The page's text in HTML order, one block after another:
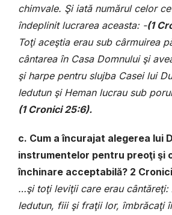
chimvale. Şi iată numărul celor
îndeplinit lucrarea aceasta: -(1
Toţi aceştia erau sub cârmuirea
cântarea în Casa Domnului şi
şi harpe pentru slujba Casei lui
Iedutun şi Heman lucrau sub
(1 Cronici 25:6).
c. Cum a încurajat alegerea lui
instrumentelor pentru preoţi şi
închinare acceptabilă? 2 Cronici
…şi toţi leviţii care erau cântăreţi:
Iedutun, fiii şi fraţii lor, îmbrăcaţi